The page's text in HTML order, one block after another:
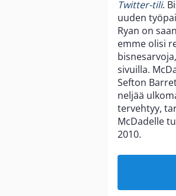
Twitter-tili.
uuden
Ryan on
emme olisi
sivuilla.
Sefton
neljää
tervehtyy,
McDadelle
2010.